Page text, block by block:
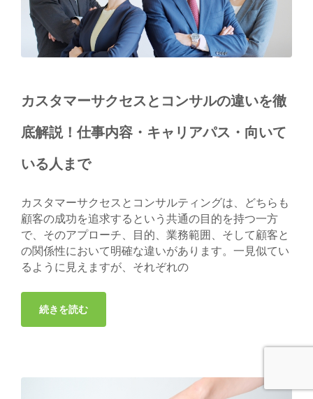
カスタマーサクセスとコンサルの違いを徹
底解説！仕事内容・キャリアパス・向いて
いる人まで
カスタマーサクセスとコンサルティングは、どちらも
顧客の成功を追求するという共通の目的を持つ一方
で、そのアプローチ、目的、業務範囲、そして顧客と
の関係性において明確な違いがあります。一見似てい
るように見えますが、それぞれの